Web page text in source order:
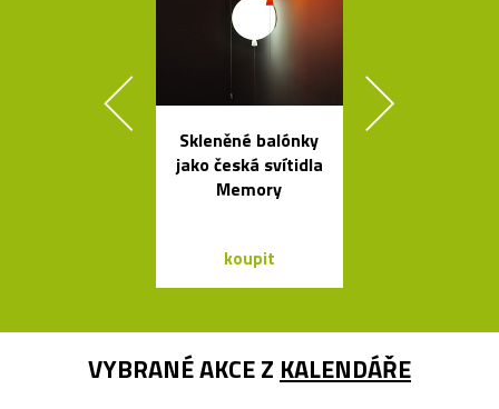
Skleněné balónky
jako česká svítidla
Memory
koupit
VYBRANÉ AKCE Z KALENDÁŘE